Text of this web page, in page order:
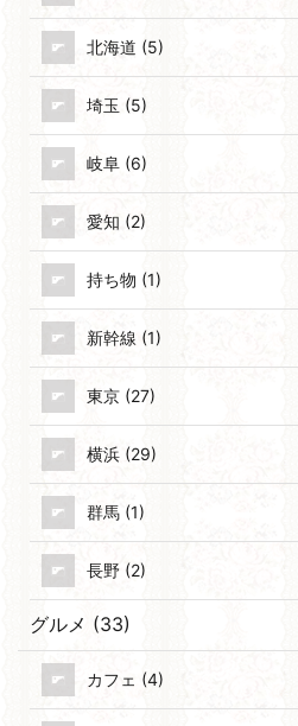
北海道 (5)
埼玉 (5)
岐阜 (6)
愛知 (2)
持ち物 (1)
新幹線 (1)
東京 (27)
横浜 (29)
群馬 (1)
長野 (2)
グルメ (33)
カフェ (4)